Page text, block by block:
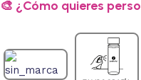
🎨 ¿Cómo quieres